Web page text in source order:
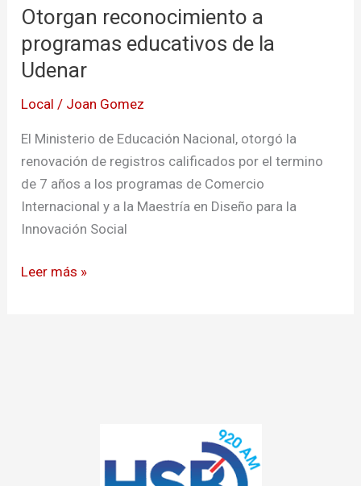
Otorgan reconocimiento a
programas educativos de la
Udenar
Local / Joan Gomez
El Ministerio de Educación Nacional, otorgó la
renovación de registros calificados por el termino
de 7 años a los programas de Comercio
Internacional y a la Maestría en Diseño para la
Innovación Social
a
programas
educativos
de
la
Leer más »